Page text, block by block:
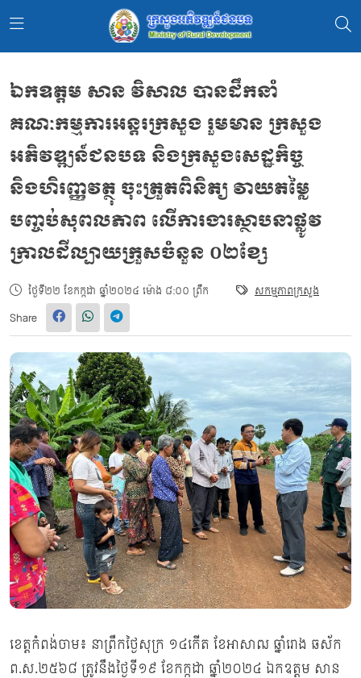
ឯកឧត្តម សាន វិសាល បានដឹកនាំ
គណៈកម្មការអន្តរក្រសួង រួមមាន ក្រសួង
អភិវឌ្ឍន៍ជនបទ និងក្រសួងសេដ្ឋកិច្ច
និងហិរញ្ញវត្ថុ ចុះត្រួតពិនិត្យ វាយតម្លៃ
បញ្ចប់សុពលភាព លើការងារស្ថាបនាផ្លូវ
ក្រាលដីល្បាយក្រួសចំនួន ០២ខ្សែ
ថ្ងៃទី២២ ខែកក្កដា ឆ្នាំ២០២៤ ម៉ោង ៨:០០ ព្រឹក សកម្មភាពក្រសួង
Share
ខេត្តកំពង់ចាម៖ នាព្រឹកថ្ងៃសុក្រ ១៤កើត ខែអាសាឍ ឆ្នាំរោង ឆស័ក
ព.ស.២៥៦៨ ត្រូវនឹងថ្ងៃទី១៩ ខែកក្កដា ឆ្នាំ២០២៤ ឯកឧត្តម សាន